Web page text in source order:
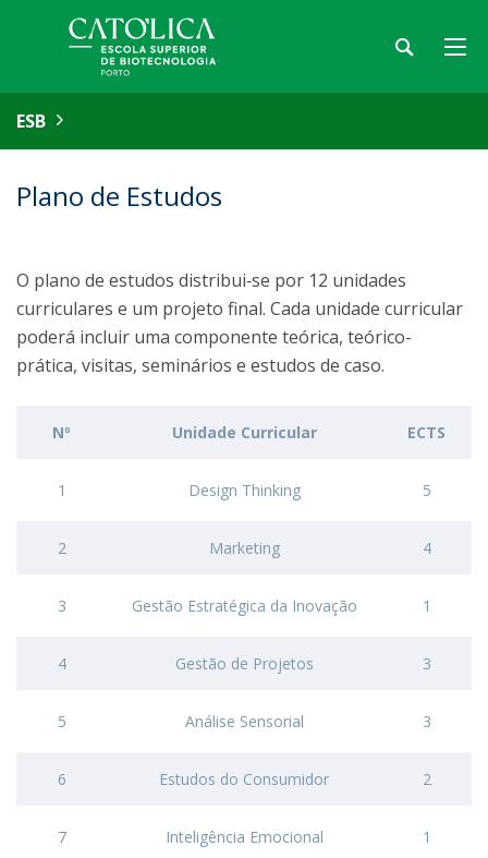
ESB
Plano de Estudos
O plano de estudos distribui‐se por 12 unidades
curriculares e um projeto final. Cada unidade curricular
poderá incluir uma componente teórica, teórico-
prática, visitas, seminários e estudos de caso.
Nº Unidade Curricular ECTS
1 Design Thinking 5
2 Marketing 4
3 Gestão Estratégica da Inovação 1
4 Gestão de Projetos 3
5 Análise Sensorial 3
6 Estudos do Consumidor 2
7 Inteligência Emocional 1